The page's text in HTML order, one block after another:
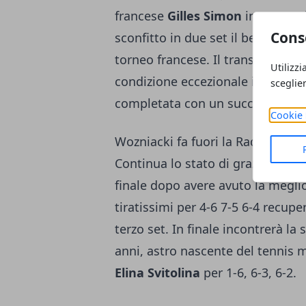
Cookie
francese Gilles Simon in tre
sconfitto in due set il belga
torneo francese. Il transalpino si
condizione eccezionale in una
completata con un successo in
Wozniacki fa fuori la Radwanska
Continua lo stato di grazia di
finale dopo avere avuto la
tiratissimi per 4-6 7-5 6-4
terzo set. In finale incontrerà la
anni, astro nascente del tennis
Elina Svitolina per 1-6, 6-3, 6-2.